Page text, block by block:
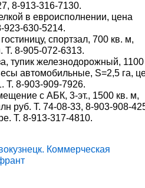
8-913-316-7130.
в евроисполнении, цена
923-630-5214.
спортзал, 700 кв. м,
8-905-072-6313.
тупик железнодорожный,
автомобильные, S=2,5 га,
Т. 8-903-909-7926.
с АБК, 3-эт., 1500 кв. м,
руб. Т. 74-08-33, 8-903-908-
Т. 8-913-317-4810.
Коммерческая